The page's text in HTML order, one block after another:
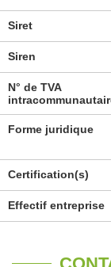
Siret
Siren
N° de TVA
Forme juridique
Certification(s)
Effectif entreprise